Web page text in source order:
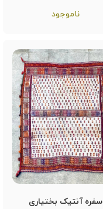
ناموجود
سفره آنتیک بختیاری